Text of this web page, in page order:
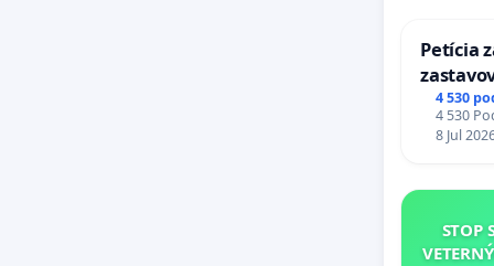
Petícia
Expres
stanici
4 530
4 530
8 Jul
STOP